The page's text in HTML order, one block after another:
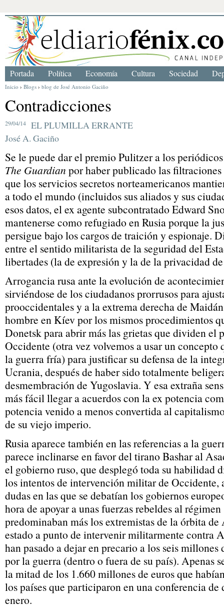
Inicio › Blogs › blog de José Antonio Gaciño
Contradicciones
29/04/14
EL PLUMILLA ERRANTE
José A. Gaciño
Se le puede dar el premio Pulitzer a los
The Guardian por haber publicado las filtraciones
que los servicios secretos norteamericanos
a todo el mundo (incluidos sus aliados y sus
esos datos, el ex agente subcontratado Edward
mantenerse como refugiado en Rusia porque la
persigue bajo los cargos de traición y espionaje.
entre el sentido militarista de la seguridad del
libertades (la de expresión y la de la privacidad
Arrogancia rusa ante la evolución de
sirviéndose de los ciudadanos prorrusos para
prooccidentales y a la extrema derecha de
hombre en Kíev por los mismos procedimientos
Donetsk para abrir más las grietas que dividen
Occidente (otra vez volvemos a usar un concepto
la guerra fría) para justificar su defensa de la
Ucrania, después de haber sido totalmente
desmembración de Yugoslavia. Y esa extraña
más fácil llegar a acuerdos con la ex potencia
potencia venido a menos convertida al
de su viejo imperio.
Rusia aparece también en las referencias a la
parece inclinarse en favor del tirano Bashar al
el gobierno ruso, que desplegó toda su habilidad
los intentos de intervención militar de Occidente,
dudas en las que se debatían los gobiernos
hora de apoyar a unas fuerzas rebeldes al
predominaban más los extremistas de la órbita
estado a punto de intervenir militarmente contra
han pasado a dejar en precario a los seis millones
por la guerra (dentro o fuera de su país). Apenas
la mitad de los 1.660 millones de euros que
los países que participaron en una conferencia de
enero.
Portada Política Economía Cultura Sociedad